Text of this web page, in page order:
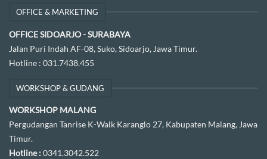
OFFICE & MARKETING
OFFICE SIDOARJO - SURABAYA
Jalan Puri Indah AF-08, Suko, Sidoarjo, Jawa Timur.
Hotline : 031.7438.455
WORKSHOP & GUDANG
WORKSHOP MALANG
Pergudangan Tanrise K-Walk Karanglo 27, Kabupaten Malang, Jawa
Timur.
Hotline :0341.3042.522